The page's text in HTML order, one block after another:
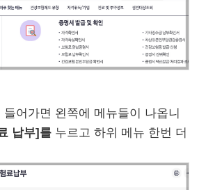
어가면 왼쪽에 메뉴들이 나옵니
납부]를 누르고 하위 메뉴 한번 더